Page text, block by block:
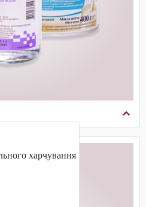
харчування